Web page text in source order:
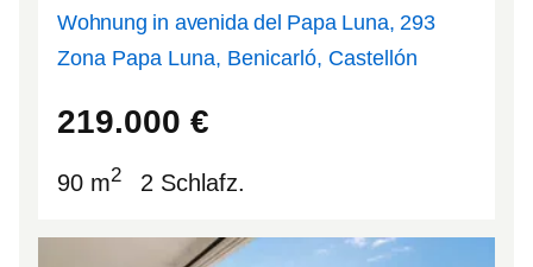
Wohnung in avenida del Papa Luna, 293
Zona Papa Luna, Benicarló, Castellón
219.000 €
90 m2 2 Schlafz.